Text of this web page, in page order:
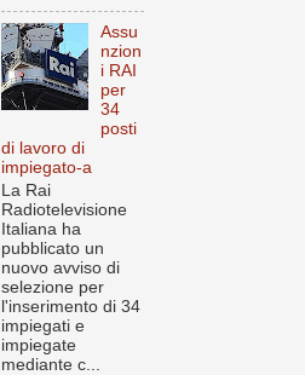
Assu
nzion
i RAI
per
34
posti
di lavoro di
impiegato-a
La Rai
Radiotelevisione
Italiana ha
pubblicato un
nuovo avviso di
selezione per
l'inserimento di 34
impiegati e
impiegate
mediante c...